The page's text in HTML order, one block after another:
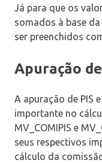
Já para que os
somados à base
ser preenchidos
Apuração de
A apuração de PIS
importante no
MV_COMIPIS e
seus respectivos
cálculo da